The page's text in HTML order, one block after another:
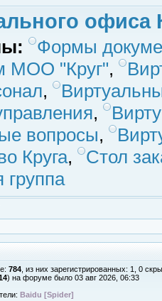
офиса
Формы
МОО "Круг",
,
,
вопросы,
Круга,
Стол
группа
784 , из них зарегистрированных: 1, 0
) на форуме было 03 авг 2026, 06:33
Baidu [Spider]